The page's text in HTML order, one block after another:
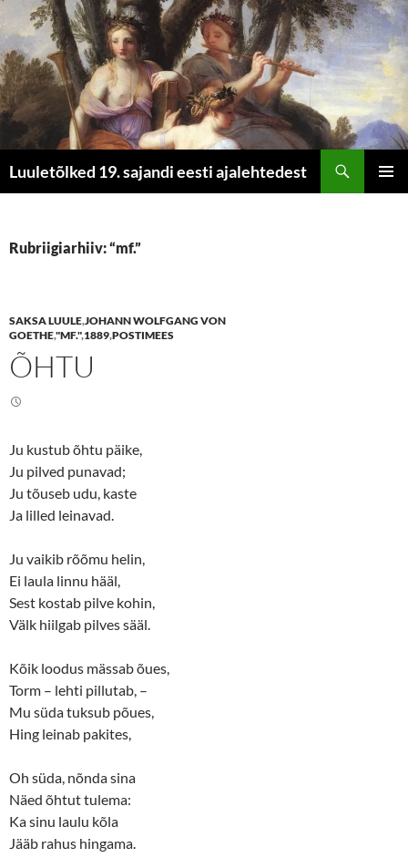
Luuletõlked 19. sajandi eesti ajalehtedest
Rubriigiarhiiv: “mf.”
SAKSA LUULE,JOHANN WOLFGANG VON
GOETHE,"MF.",1889,POSTIMEES
ÕHTU
Ju kustub õhtu päike,
Ju pilved punavad;
Ju tõuseb udu, kaste
Ja lilled leinavad.
Ju vaikib rõõmu helin,
Ei laula linnu hääl,
Sest kostab pilve kohin,
Välk hiilgab pilves sääl.
Kõik loodus mässab õues,
Torm – lehti pillutab, –
Mu süda tuksub põues,
Hing leinab pakites,
Oh süda, nõnda sina
Näed õhtut tulema:
Ka sinu laulu kõla
Jääb rahus hingama.